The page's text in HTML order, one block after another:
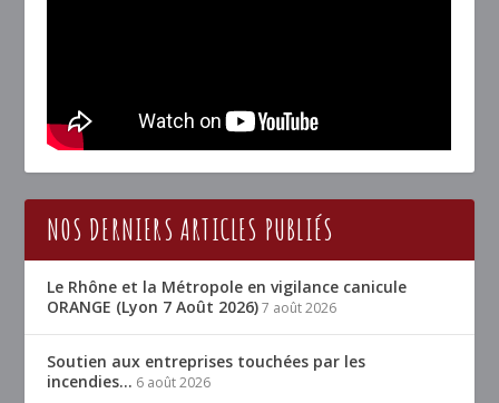
NOS DERNIERS ARTICLES PUBLIÉS
Le Rhône et la Métropole en vigilance canicule
ORANGE (Lyon 7 Août 2026) 7 août 2026
Soutien aux entreprises touchées par les
incendies… 6 août 2026